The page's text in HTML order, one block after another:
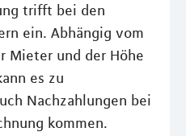
trifft bei den
ein. Abhängig vom
Mieter und der Höhe
es zu
Nachzahlungen bei
kommen.